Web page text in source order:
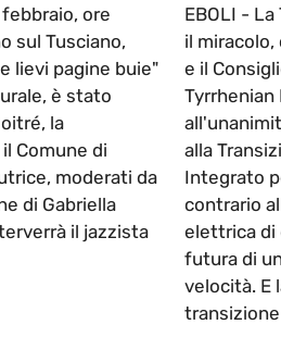
febbraio, ore
sul Tusciano,
lievi pagine buie"
è stato
la
Comune di
moderati da
di Gabriella
il jazzista
EBOLI -
il
e il
Tyrrhenian
alla
Integrato
contrario
elettrica di
futura di
velocità. E